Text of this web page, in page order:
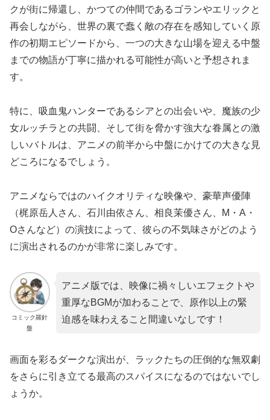
クが街に帰還し、かつての仲間であるゴランやエリックと
再会しながら、世界の裏で蠢く敵の存在を感知していく原
作の初期エピソードから、一つの大きな山場を迎える中盤
までの物語が丁寧に描かれる可能性が高いと予想されま
す。
特に、吸血鬼ハンターであるシアとの出会いや、魔族の少
女ルッチラとの共闘、そして街を脅かす強大な眷属との激
しいバトルは、アニメの前半から中盤にかけての大きな見
どころになるでしょう。
アニメならではのハイクオリティな映像や、豪華声優陣
（梶原岳人さん、石川由依さん、相良茉優さん、M・A・
Oさんなど）の演技によって、彼らの不気味さがどのよう
に演出されるのかが非常に楽しみです。
コミック羅針
盤
アニメ版では、映像に禍々しいエフェクトや
重厚なBGMが加わることで、原作以上の緊
迫感を味わえること間違いなしです！
画面を彩るダークな演出が、ラックたちの圧倒的な無双劇
をさらに引き立てる最高のスパイスになるのではないでし
ょうか。